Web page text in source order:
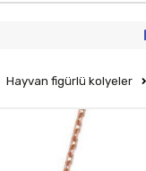
Hayvan figürlü kolyeler